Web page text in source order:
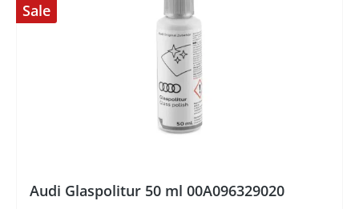
Sale
Audi Glaspolitur 50 ml 00A096329020